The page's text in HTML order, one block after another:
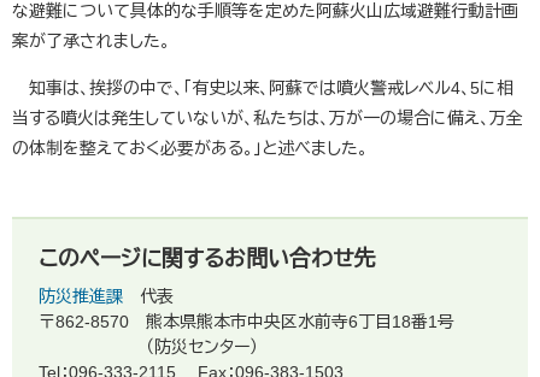
な避難について具体的な手順等を定めた阿蘇火山広域避難行動計画
案が了承されました。
知事は、挨拶の中で、「有史以来、阿蘇では噴火警戒レベル4、5に相
当する噴火は発生していないが、私たちは、万が一の場合に備え、万全
の体制を整えておく必要がある。」と述べました。
このページに関するお問い合わせ先
防災推進課
代表
〒862-8570
熊本県熊本市中央区水前寺6丁目18番1号
（防災センター）
Tel：096-333-2115
Fax：096-383-1503